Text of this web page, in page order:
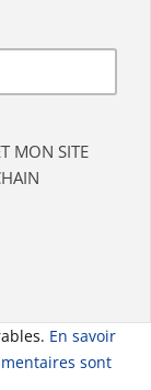
MON SITE
En savoir
sont